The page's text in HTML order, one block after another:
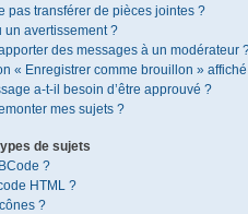
pas transférer de pièces jointes ?
un avertissement ?
des messages à un modérateur
« Enregistrer comme brouillon »
a-t-il besoin d’être approuvé ?
mes sujets ?
de sujets
?
HTML ?
?